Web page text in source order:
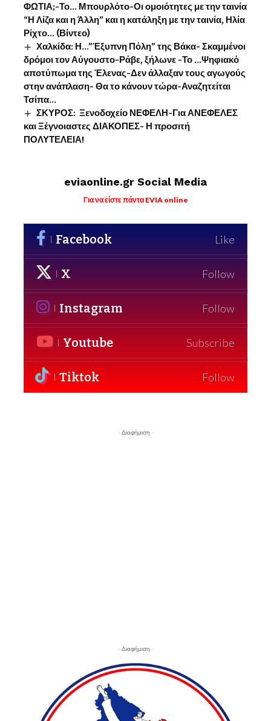
ΦΩΤΙΑ;-Το… Μπουρλότο-Οι ομοιότητες με την ταινία
“Η Λίζα και η Άλλη” και η κατάληξη με την ταινία, Ηλία
Ρίχτο… (Βίντεο)
Χαλκίδα: Η…”Έξυπνη Πόλη” της Βάκα- Σκαμμένοι
δρόμοι τον Αύγουστο-Ράβε, ξήλωνε -Το …Ψηφιακό
αποτύπωμα της Έλενας-Δεν άλλαξαν τους αγωγούς
στην ανάπλαση- Θα το κάνουν τώρα-Αναζητείται
Τσίπα…
ΣΚΥΡΟΣ: Ξενοδοχείο ΝΕΦΕΛΗ-Για ΑΝΕΦΕΛΕΣ
και Ξέγνοιαστες ΔΙΑΚΟΠΕΣ- Η προσιτή
ΠΟΛΥΤΕΛΕΙΑ!
eviaonline.gr Social Media
Για να είστε πάντα EVIA online
Facebook Like
X Follow
Instagram Follow
Youtube Subscribe
Tiktok Follow
- Διαφήμιση -
- Διαφήμιση -